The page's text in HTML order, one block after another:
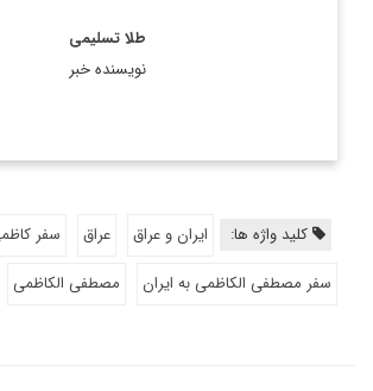
طلا تسلیمی
نویسنده خبر
کلید واژه ها: ایران و عراق عراق
سفر
سفر مصطفی الکاظمی به ایران
مصطفی الکاظمی